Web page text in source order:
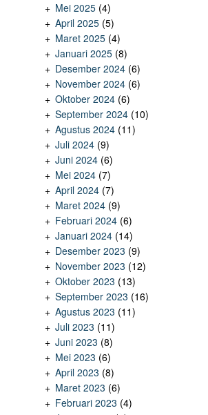
Mei 2025 (4)
April 2025 (5)
Maret 2025 (4)
Januari 2025 (8)
Desember 2024 (6)
November 2024 (6)
Oktober 2024 (6)
September 2024 (10)
Agustus 2024 (11)
Juli 2024 (9)
Juni 2024 (6)
Mei 2024 (7)
April 2024 (7)
Maret 2024 (9)
Februari 2024 (6)
Januari 2024 (14)
Desember 2023 (9)
November 2023 (12)
Oktober 2023 (13)
September 2023 (16)
Agustus 2023 (11)
Juli 2023 (11)
Juni 2023 (8)
Mei 2023 (6)
April 2023 (8)
Maret 2023 (6)
Februari 2023 (4)